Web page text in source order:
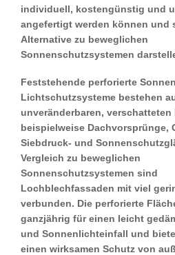
individuell, kostengünstig und
angefertigt werden können und
Alternative zu beweglichen
Sonnenschutzsystemen
Feststehende perforierte
Lichtschutzsysteme bestehen
unveränderbaren, verschatteten
beispielweise Dachvorsprünge,
Siebdruck- und
Vergleich zu beweglichen
Sonnenschutzsystemen sind
Lochblechfassaden mit viel
verbunden. Die perforierte
ganzjährig für einen leicht
und Sonnenlichteinfall und
einen wirksamen Schutz von